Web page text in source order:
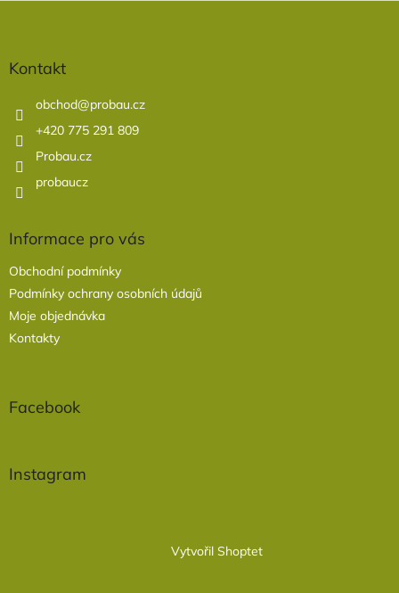
Kontakt
obchod@probau.cz
+420 775 291 809
Probau.cz
probaucz
Informace pro vás
Obchodní podmínky
Podmínky ochrany osobních údajů
Moje objednávka
Kontakty
Facebook
Instagram
Vytvořil Shoptet